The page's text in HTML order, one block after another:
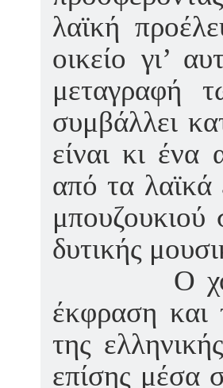
λαϊκή
οικείο γι’
μεταγραφή
συμβάλλει
είναι κι ένα
από τα λαϊκά
μπουζουκιού
δυτικής
Ο χορός,
έκφραση και
της
επίσης μέσα